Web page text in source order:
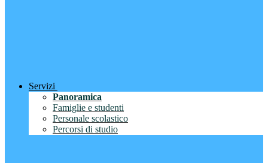
Servizi
Panoramica
Famiglie e studenti
Personale scolastico
Percorsi di studio